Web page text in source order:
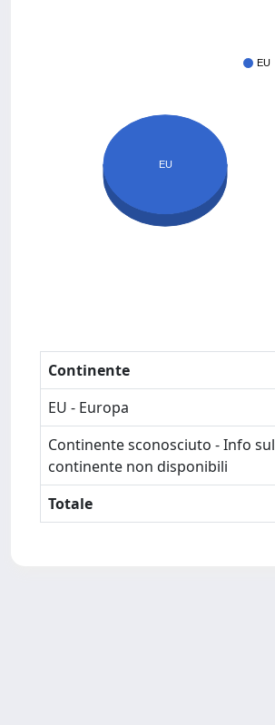
EU
EU
Continente
EU - Europa
Continente sconosciuto - Info sul
continente non disponibili
Totale